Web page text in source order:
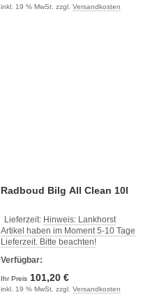
inkl. 19 % MwSt. zzgl. Versandkosten
Radboud Bilg All Clean 10l
Lieferzeit: Hinweis: Lankhorst
Artikel haben im Moment 5-10 Tage
Lieferzeit. Bitte beachten!
Verfügbar:
Ihr Preis 101,20 €
inkl. 19 % MwSt. zzgl. Versandkosten